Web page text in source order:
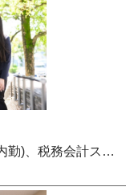
勤)、税務会計ス…